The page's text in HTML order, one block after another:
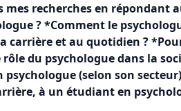
recherches en répondant
? *Comment le
carrière et au quotidien ?
du psychologue dans la
(selon son
à un étudiant en